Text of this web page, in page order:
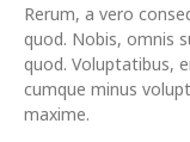
Rerum, a vero
quod. Nobis, omnis
quod. Voluptatibus,
cumque minus
maxime.